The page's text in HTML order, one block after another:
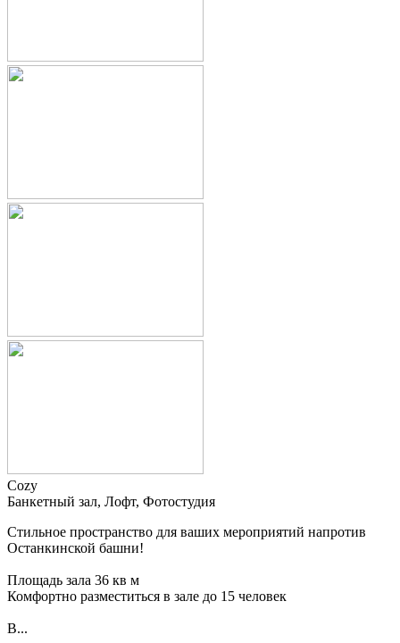
Cozy
Банкетный зал, Лофт, Фотостудия
Стильное пространство для ваших мероприятий напротив
Останкинской башни!
Площадь зала 36 кв м
Комфортно разместиться в зале до 15 человек
В...